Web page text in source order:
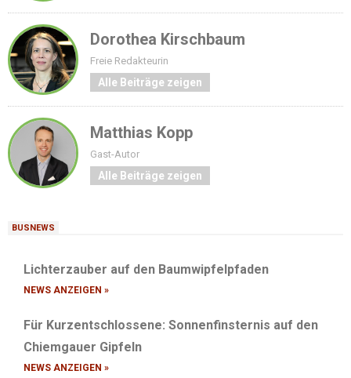
Dorothea Kirschbaum
Freie Redakteurin
Alle Beiträge zeigen
Matthias Kopp
Gast-Autor
Alle Beiträge zeigen
BUSNEWS
Lichterzauber auf den Baumwipfelpfaden
NEWS ANZEIGEN »
Für Kurzentschlossene: Sonnenfinsternis auf den
Chiemgauer Gipfeln
NEWS ANZEIGEN »